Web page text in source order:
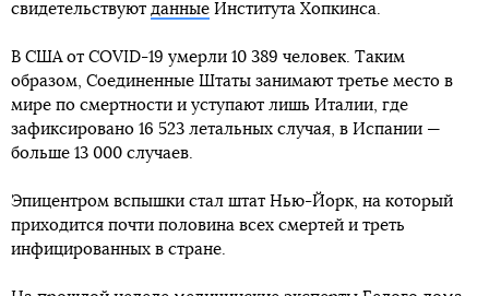
свидетельствуют данные Института Хопкинса.
В США от COVID-19 умерли 10 389 человек. Таким
образом, Соединенные Штаты занимают третье место в
мире по смертности и уступают лишь Италии, где
зафиксировано 16 523 летальных случая, в Испании —
больше 13 000 случаев.
Эпицентром вспышки стал штат Нью-Йорк, на который
приходится почти половина всех смертей и треть
инфицированных в стране.